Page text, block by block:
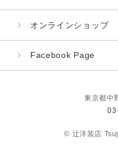
オンラインショップ
Facebook Page
東京都中
© 辻洋装店